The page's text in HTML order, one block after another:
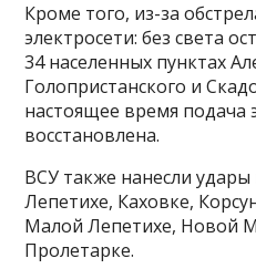
Кроме того, из-за
электросети: без света
34 населенных пунктах
Голопристанского и
настоящее время подача
восстановлена.
ВСУ также нанесли
Лепетихе, Каховке,
Малой Лепетихе, Новой
Пролетарке.